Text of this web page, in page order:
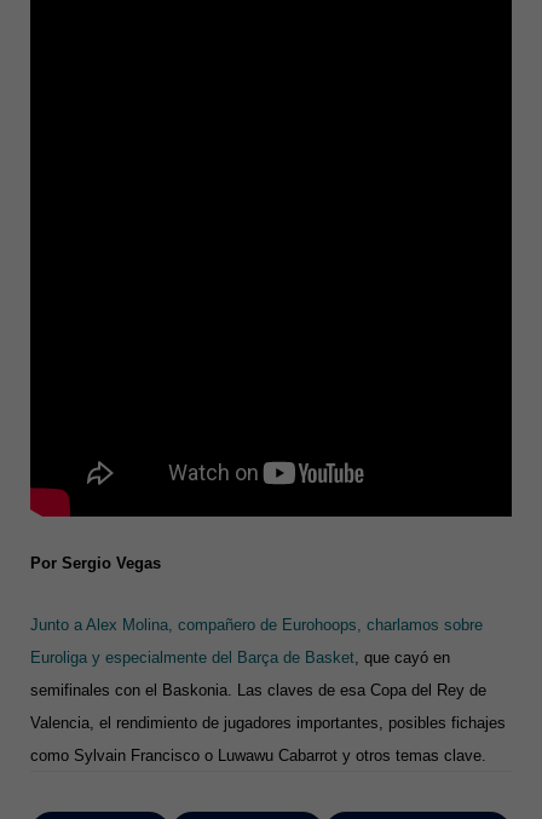
Por Sergio Vegas
Junto a Alex Molina, compañero de Eurohoops, charlamos sobre
Euroliga y especialmente del Barça de Basket , que cayó en
semifinales con el Baskonia. Las claves de esa Copa del Rey de
Valencia, el rendimiento de jugadores importantes, posibles fichajes
como Sylvain Francisco o Luwawu Cabarrot y otros temas clave.